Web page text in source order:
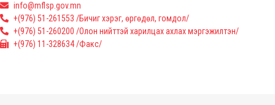
info@mflsp.gov.mn
+(976) 51-261553 /Бичиг хэрэг, өргөдөл, гомдол/
+(976) 51-260200 /Олон нийттэй харилцах ахлах мэргэжилтэн/
+(976) 11-328634 /Факс/